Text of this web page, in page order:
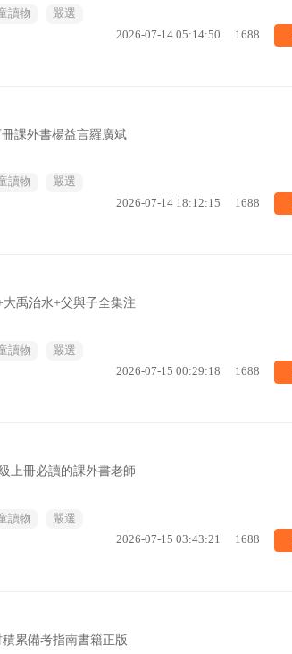
讀物
嚴選
2026-07-14 05:14:50 1688
課外書楊益言羅廣斌
讀物
嚴選
2026-07-14 18:12:15 1688
禹治水+父與子全集注
讀物
嚴選
2026-07-15 00:29:18 1688
上冊必讀的課外書老師
讀物
嚴選
2026-07-15 03:43:21 1688
累備考指南書籍正版